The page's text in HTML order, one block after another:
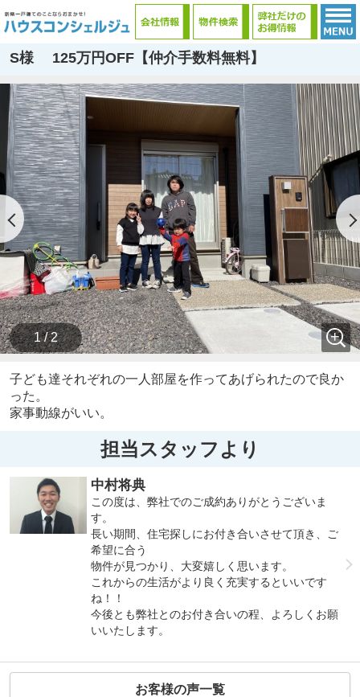
S様 125万円OFF【仲介手数料無料】
1 / 2
子ども達それぞれの一人部屋を作ってあげられたので良か
った。
家事動線がいい。
担当スタッフより
中村将典
この度は、弊社でのご成約ありがとうございま
す。
長い期間、住宅探しにお付き合いさせて頂き、ご
希望に合う
物件が見つかり、大変嬉しく思います。
これからの生活がより良く充実するといいです
ね！！
今後とも弊社とのお付き合いの程、よろしくお願
いいたします。
お客様の声一覧